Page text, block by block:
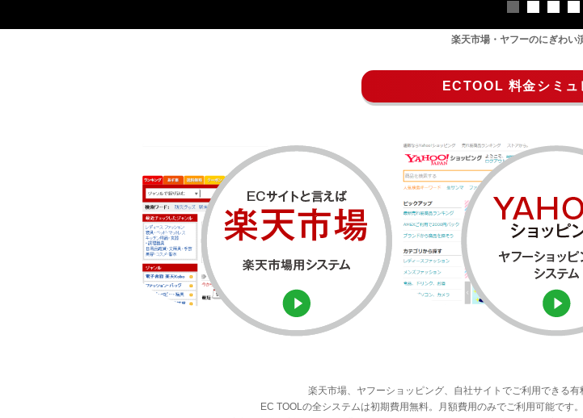
楽天市場・ヤフーのにぎわい
ECTOOL 料金シミュ
楽天市場、ヤフーショッピング、自社サイトでご利用できる有
EC TOOLの全システムは初期費用無料。月額費用のみでご利用可能です